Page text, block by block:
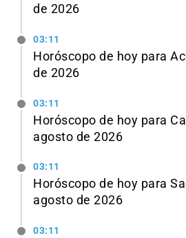
de 2026
03:11
Horóscopo de hoy para
de 2026
03:11
Horóscopo de hoy para
agosto de 2026
03:11
Horóscopo de hoy para
agosto de 2026
03:11